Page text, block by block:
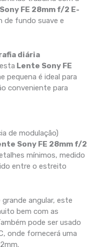
FE 28mm f/2 E-
de fundo suave e
diária
Lente Sony FE
pequena é ideal para
conveniente para
de modulação)
Sony FE 28mm f/2
mínimos, medido
entre o estreito
angular, este
bem com as
pode ser usado
onde fornecerá uma